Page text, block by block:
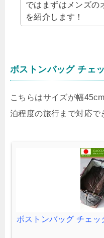
ではまずはメンズの
を紹介します！
ボストンバッグ チェ
こちらはサイズが幅
泊程度の旅行まで対応で
ボストンバッグ チェ